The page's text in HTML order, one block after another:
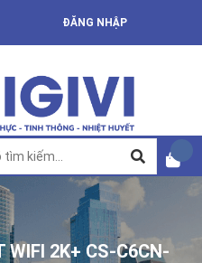
ĐĂNG NHẬP
WIFI 2K+ CS-C6CN-